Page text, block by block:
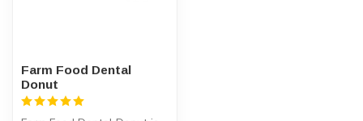
Farm Food Dental
Donut